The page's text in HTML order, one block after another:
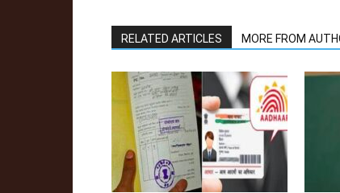
RELATED ARTICLES MORE FROM